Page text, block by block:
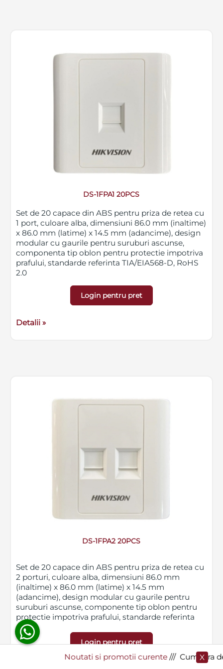
Noutati si promotii curente​/// Cumpara de la
X
DS-1FPA1 20PCS
Set de 20 capace din ABS pentru priza de retea cu
1 port, culoare alba, dimensiuni 86.0 mm (inaltime)
x 86.0 mm (latime) x 14.5 mm (adancime), design
modular cu gaurile pentru suruburi ascunse,
componenta tip oblon pentru protectie impotriva
prafului, standarde referinta TIA/EIA568-D, RoHS
2.0
Login pentru pret
Detalii »
DS-1FPA2 20PCS
Set de 20 capace din ABS pentru priza de retea cu
2 porturi, culoare alba, dimensiuni 86.0 mm
(inaltime) x 86.0 mm (latime) x 14.5 mm
(adancime), design modular cu gaurile pentru
suruburi ascunse, componente tip oblon pentru
protectie impotriva prafului, standarde referinta
TIA/EIA568-D, RoHS 2.0
Login pentru pret
Toate drepturile rezervate.